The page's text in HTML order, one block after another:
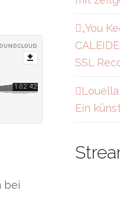
bei
„You
SSL
Louella
Ein